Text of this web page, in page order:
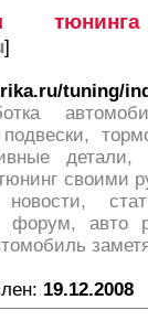
]
tuning/
своими
новости,
форум, авто
19.12.2008